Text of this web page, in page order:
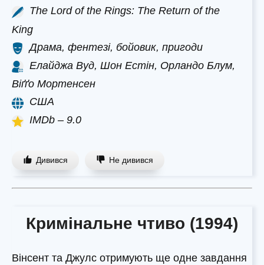
The Lord of the Rings: The Return of the
King
Драма, фентезі, бойовик, пригоди
Елайджа Вуд, Шон Естін, Орландо Блум,
Віґґо Мортенсен
США
IMDb – 9.0
Дивився Не дивився
Кримінальне чтиво (1994)
Вінсент та Джулс отримують ще одне завдання